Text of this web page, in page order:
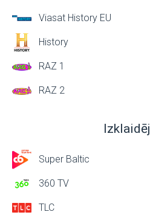
Viasat History EU
History
RAZ 1
RAZ 2
Super Baltic
360 TV
TLC